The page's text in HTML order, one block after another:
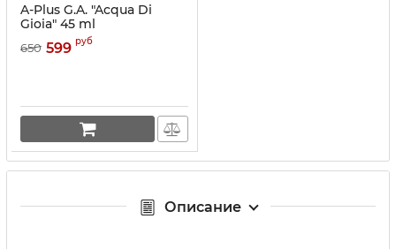
A-Plus G.A. "Acqua Di
Gioia" 45 ml
650 599 руб
Описание